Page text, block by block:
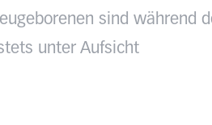
sind während
unter Aufsicht